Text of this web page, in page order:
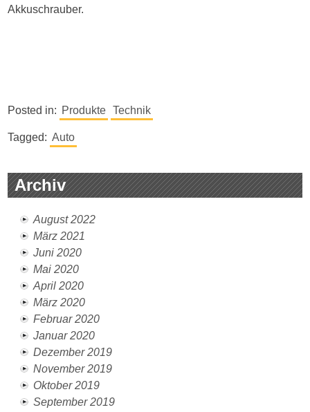
Akkuschrauber.
Posted in: Produkte Technik
Tagged: Auto
Archiv
August 2022
März 2021
Juni 2020
Mai 2020
April 2020
März 2020
Februar 2020
Januar 2020
Dezember 2019
November 2019
Oktober 2019
September 2019